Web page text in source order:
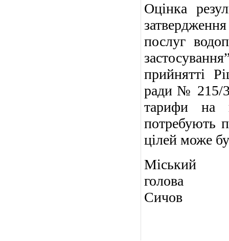
Оцінка
послуг
прийнятті
ради № 215/3
тарифи на
потребують
цілей може
Міський
Сичов